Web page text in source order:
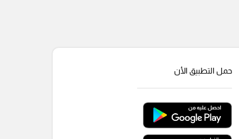
حمل التطبيق الأن